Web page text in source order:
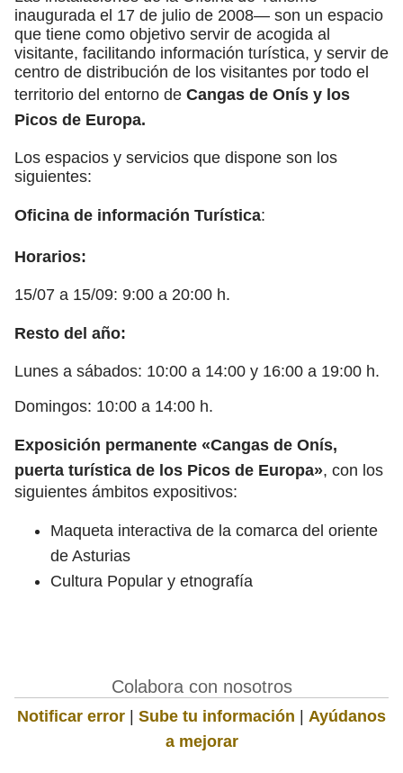
inaugurada el 17 de julio de 2008— son un espacio
que tiene como objetivo servir de acogida al
visitante, facilitando información turística, y servir de
centro de distribución de los visitantes por todo el
territorio del entorno de Cangas de Onís y los
Picos de Europa.
Los espacios y servicios que dispone son los
siguientes:
Oficina de información Turística:
Horarios:
15/07 a 15/09: 9:00 a 20:00 h.
Resto del año:
Lunes a sábados: 10:00 a 14:00 y 16:00 a 19:00 h.
Domingos: 10:00 a 14:00 h.
Exposición permanente «Cangas de Onís,
puerta turística de los Picos de Europa», con los
siguientes ámbitos expositivos:
Maqueta interactiva de la comarca del oriente
de Asturias
Cultura Popular y etnografía
Colabora con nosotros
Notificar error | Sube tu información | Ayúdanos
a mejorar